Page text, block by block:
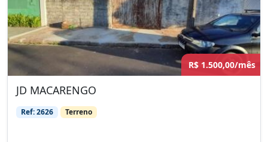
R$ 1.500,00/mês
JD MACARENGO
Ref: 2626 Terreno